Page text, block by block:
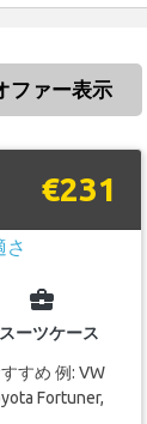
ファー表示
€231
business_center
ーツケース
すめ 例: VW
Fortuner,